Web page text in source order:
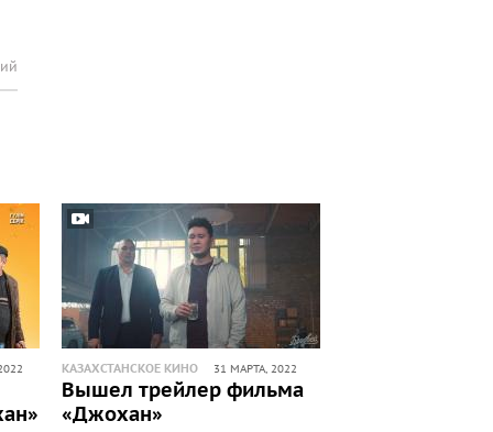
КАЗАХСТАНСКОЕ КИНО 31 МАРТА, 2022
Вышел трейлер фильма
«Джохан»